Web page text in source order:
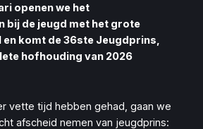
openen we het
bij de jeugd met het grote
komt de 36ste Jeugdprins,
hofhouding van 2026
vette tijd hebben gehad, gaan we
afscheid nemen van jeugdprins: